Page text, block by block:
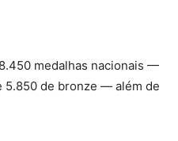
medalhas nacionais —
5.850 de bronze — além de